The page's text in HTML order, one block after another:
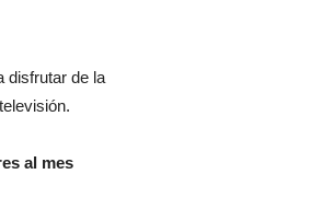
disfrutar de la
al mes